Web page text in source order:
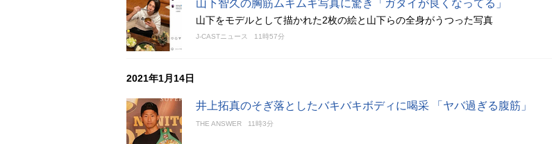
山下智久の胸筋ムキムキ写真に驚き「ガタイが良くなってる」
山下をモデルとして描かれた2枚の絵と山下らの全身がうつった写真
J-CASTニュース 11時57分
2021年1月14日
井上拓真のそぎ落としたバキバキボディに喝采 「ヤバ過ぎる腹筋」
THE ANSWER 11時3分